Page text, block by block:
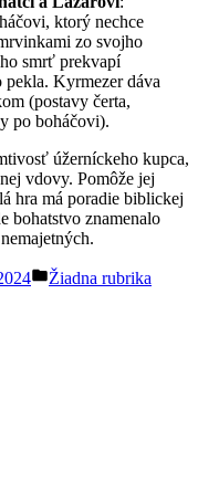
ktorý nechce
zo svojho
smrť prekvapí
pekla. Kyrmezer dáva
(postavy čerta,
po boháčovi).
úžerníckeho kupca,
vdovy. Pomôže jej
hra má poradie biblickej
bohatstvo znamenalo
Posted
Žiadna rubrika